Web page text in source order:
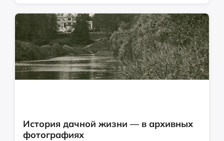
История дачной жизни — в архивных
фотографиях